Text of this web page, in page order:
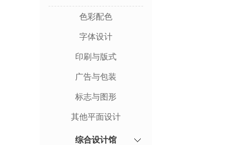
色彩配色
字体设计
印刷与版式
广告与包装
标志与图形
其他平面设计
综合设计馆